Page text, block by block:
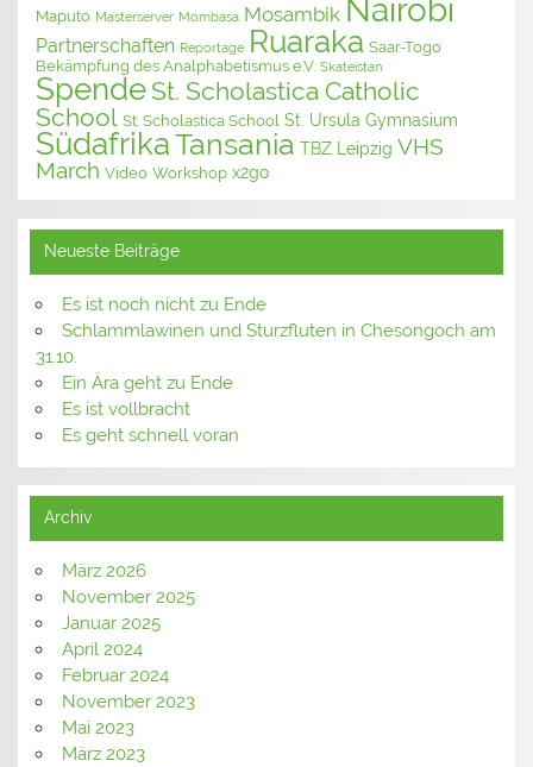
Maputo Masterserver Mombasa Mosambik Nairobi
Partnerschaften Reportage Ruaraka Saar-Togo
Bekämpfung des Analphabetismus e.V. Skateistan
Spende St. Scholastica Catholic
School St. Scholastica School St. Ursula Gymnasium
SüdafrikaTansania TBZ Leipzig VHS
March Video Workshop x2go
Neueste Beiträge
Es ist noch nicht zu Ende
Schlammlawinen und Sturzfluten in Chesongoch am
31.10.
Ein Ära geht zu Ende
Es ist vollbracht
Es geht schnell voran
Archiv
März 2026
November 2025
Januar 2025
April 2024
Februar 2024
November 2023
Mai 2023
März 2023